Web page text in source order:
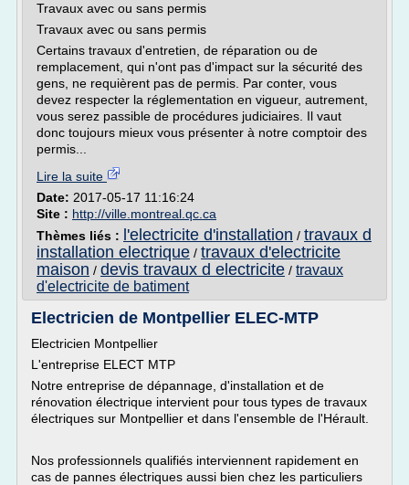
Travaux avec ou sans permis
Travaux avec ou sans permis
Certains travaux d'entretien, de réparation ou de
remplacement, qui n'ont pas d'impact sur la sécurité des
gens, ne requièrent pas de permis. Par conter, vous
devez respecter la réglementation en vigueur, autrement,
vous serez passible de procédures judiciaires. Il vaut
donc toujours mieux vous présenter à notre comptoir des
permis...
Lire la suite
Date: 2017-05-17 11:16:24
Site : http://ville.montreal.qc.ca
Thèmes liés :
l'electricite d'installation / travaux d
installation electrique / travaux d'electricite
maison / devis travaux d electricite / travaux
d'electricite de batiment
Electricien de Montpellier ELEC-MTP
Electricien Montpellier
L'entreprise ELECT MTP
Notre entreprise de dépannage, d'installation et de
rénovation électrique intervient pour tous types de travaux
électriques sur Montpellier et dans l'ensemble de l'Hérault.
Nos professionnels qualifiés interviennent rapidement en
cas de pannes électriques aussi bien chez les particuliers